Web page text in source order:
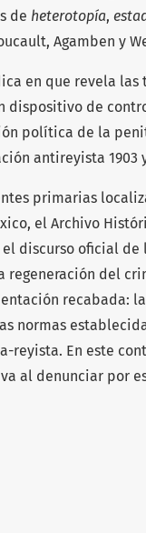
de heterotopía,
Agamben y
en que revela las
dispositivo de
política de la
antireyista 1903
primarias
el Archivo
discurso oficial
regeneración del
recabada:
normas
reyista. En este
al denunciar por